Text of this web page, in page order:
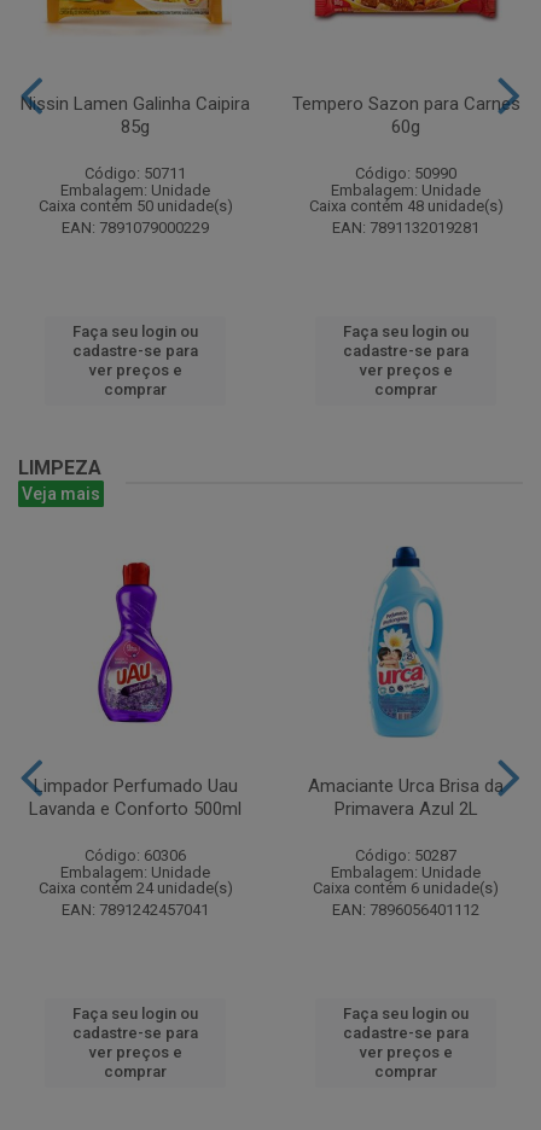
Nissin Lamen Galinha Caipira
85g
Código: 50711
Embalagem: Unidade
Caixa contém 50 unidade(s)
EAN: 7891079000229
Faça seu login ou
cadastre-se para
ver preços e
comprar
Tempero Sazon para Carnes
60g
Código: 50990
Embalagem: Unidade
Caixa contém 48 unidade(s)
EAN: 7891132019281
Faça seu login ou
cadastre-se para
ver preços e
comprar
LIMPEZA
Veja mais
Limpador Perfumado Uau
Lavanda e Conforto 500ml
Código: 60306
Embalagem: Unidade
Caixa contém 24 unidade(s)
EAN: 7891242457041
Faça seu login ou
cadastre-se para
ver preços e
comprar
Amaciante Urca Brisa da
Primavera Azul 2L
Código: 50287
Embalagem: Unidade
Caixa contém 6 unidade(s)
EAN: 7896056401112
Faça seu login ou
cadastre-se para
ver preços e
comprar